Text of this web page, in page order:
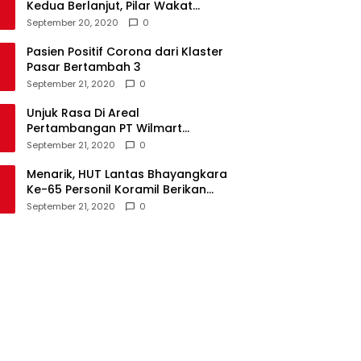
Kedua Berlanjut, Pilar Wakat
Tundukan Angker Sonuo
September 20, 2020 0
Pasien Positif Corona dari Klaster
Pasar Bertambah 3
September 21, 2020 0
Unjuk Rasa Di Areal
Pertambangan PT Wilmart
Byatama Abadi, Ratusan warga
September 21, 2020 0
Menarik, HUT Lantas Bhayangkara
Ke-65 Personil Koramil Berikan
Kue Ulang Tahun
September 21, 2020 0